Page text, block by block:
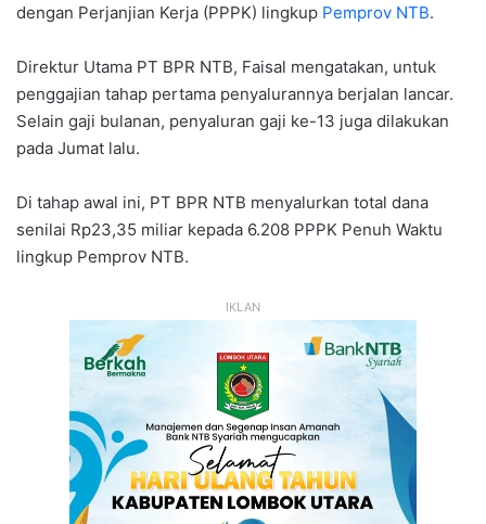
dengan Perjanjian Kerja (PPPK) lingkup Pemprov NTB.
Direktur Utama PT BPR NTB, Faisal mengatakan, untuk
penggajian tahap pertama penyalurannya berjalan lancar.
Selain gaji bulanan, penyaluran gaji ke-13 juga dilakukan
pada Jumat lalu.
Di tahap awal ini, PT BPR NTB menyalurkan total dana
senilai Rp23,35 miliar kepada 6.208 PPPK Penuh Waktu
lingkup Pemprov NTB.
IKLAN